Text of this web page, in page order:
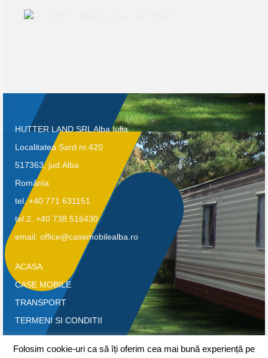
HUTTER LAND SRL Alba Iulia
Localitatea Șard nr.420
517363, jud.Alba
România
tel. +40 771 631151
tel.2. +40 738 516430
email: office@casemobilealba.ro
ACASA
CASE MOBILE
TRANSPORT
TERMENI SI CONDITII
CONFIDENTIALITATE-GDPR
Folosim cookie-uri ca să îți oferim cea mai bună experiență pe